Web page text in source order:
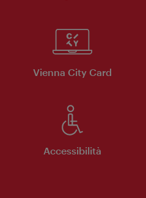
Vienna City Card
Accessibilità